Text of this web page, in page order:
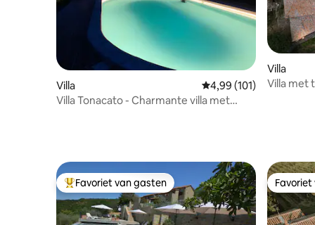
Villa Gemiddelde
4,99 (101)
Villa Tonacato - Charmante villa met
Villa
Villa met
Topfavoriet van gasten
Favoriet van gasten